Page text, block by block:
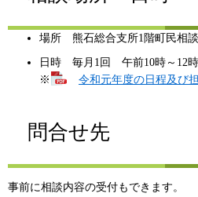
場所 熊石総合支所1階町民相
日時 毎月1回 午前10時～12時
※
令和元年度の日程及び
問合せ先
事前に相談内容の受付もできます。